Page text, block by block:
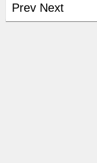
Prev Next